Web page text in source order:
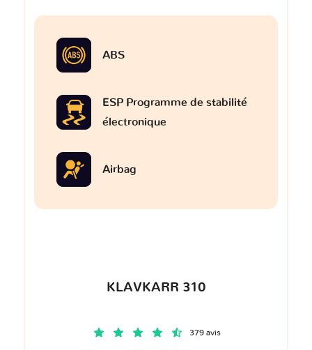
ABS
ESP Programme de stabilité
électronique
Airbag
KLAVKARR 310
379 avis